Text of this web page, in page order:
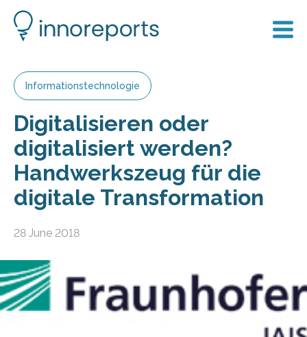
Informationstechnologie
Digitalisieren oder
digitalisiert werden?
Handwerkszeug für die
digitale Transformation
28 June 2018